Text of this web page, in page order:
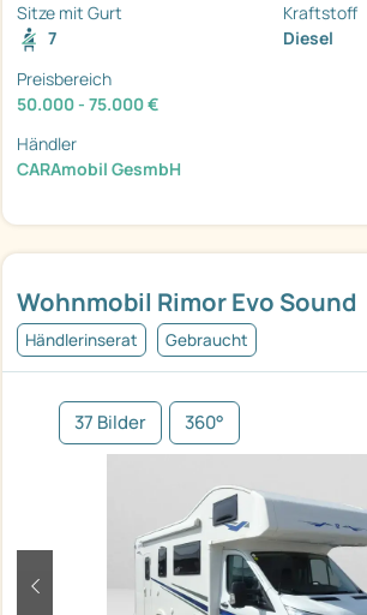
Wohnmobil Rimor Evo Sound
Händlerinserat Gebraucht
37 Bilder 360°
zurück
Sitze mit Gurt
7
Kraftstoff
Diesel
Preisbereich
50.000 - 75.000 €
Händler
CARAmobil GesmbH